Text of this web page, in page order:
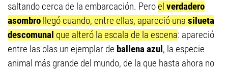
saltando cerca de la embarcación. Peroel verdadero
asombro llegó cuando, entre ellas, apareció una silueta
descomunal que alteró la escala de la escena: apareció
entre las olas un ejemplar de ballena azul, la especie
animal más grande del mundo, de la que hasta ahora no